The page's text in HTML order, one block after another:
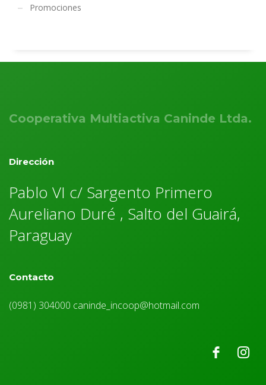
Promociones
Cooperativa Multiactiva Caninde Ltda.
Dirección
Pablo VI c/ Sargento Primero
Aureliano Duré , Salto del Guairá,
Paraguay
Contacto
(0981) 304000 caninde_incoop@hotmail.com